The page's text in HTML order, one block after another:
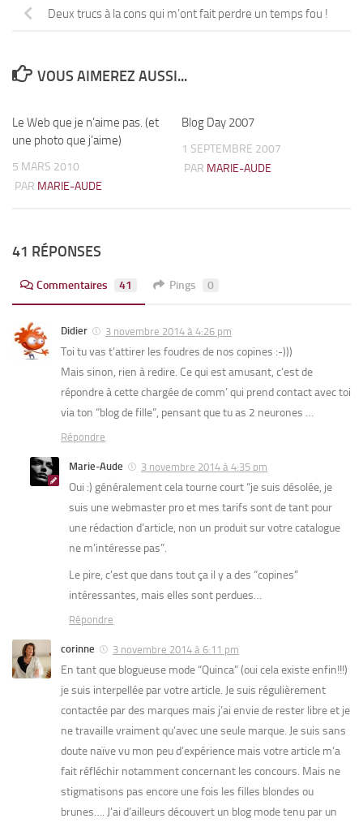
Deux trucs à la cons qui m’ont fait perdre un temps fou !
VOUS AIMEREZ AUSSI...
Le Web que je n’aime pas. (et
une photo que j’aime)
5 MARS 2010
PAR MARIE-AUDE
Blog Day 2007
1 SEPTEMBRE 2007
PAR MARIE-AUDE
41 RÉPONSES
Commentaires 41 Pings 0
Didier 3 novembre 2014 à 4:26 pm
Toi tu vas t’attirer les foudres de nos copines :-)))
Mais sinon, rien à redire. Ce qui est amusant, c’est de
répondre à cette chargée de comm’ qui prend contact avec toi
via ton “blog de fille”, pensant que tu as 2 neurones …
Répondre
Marie-Aude 3 novembre 2014 à 4:35 pm
Oui :) généralement cela tourne court “je suis désolée, je
suis une webmaster pro et mes tarifs sont de tant pour
une rédaction d’article, non un produit sur votre catalogue
ne m’intéresse pas”.
Le pire, c’est que dans tout ça il y a des “copines”
intéressantes, mais elles sont perdues…
Répondre
corinne 3 novembre 2014 à 6:11 pm
En tant que blogueuse mode “Quinca” (oui cela existe enfin!!!)
je suis interpellée par votre article. Je suis régulièrement
contactée par des marques mais j’ai envie de rester libre et je
ne travaille vraiment qu’avec une seule marque. Je suis sans
doute naïve vu mon peu d’expérience mais votre article m’a
fait réfléchir notamment concernant les concours. Mais ne
stigmatisons pas encore une fois les filles blondes ou
brunes…. J’ai d’ailleurs découvert un blog mode tenu par un